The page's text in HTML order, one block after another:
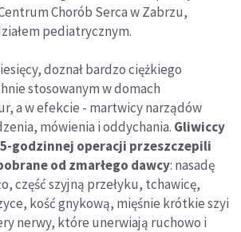
Chorób Serca w Zabrzu,
pediatrycznym.
doznał bardzo ciężkiego
stosowanym w domach
a w efekcie - martwicy narządów
mówienia i oddychania. Gliwiccy
godzinnej operacji przeszczepili
od zmarłego dawcy: nasadę
część szyjną przełyku, tchawicę,
kość gnykową, mięśnie krótkie szyi
nerwy, które unerwiają ruchowo i